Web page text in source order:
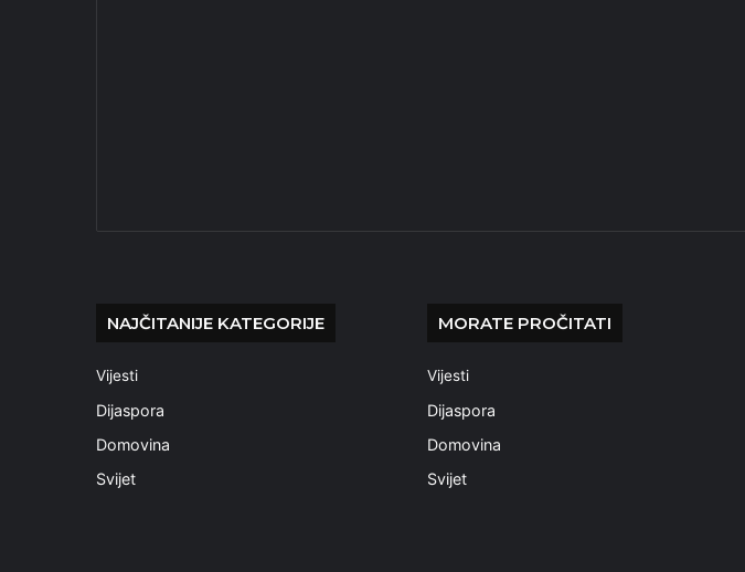
NAJČITANIJE KATEGORIJE
Vijesti
Dijaspora
Domovina
Svijet
MORATE PROČITATI
Vijesti
Dijaspora
Domovina
Svijet